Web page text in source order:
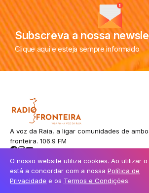
Subscreva a nossa
Clique aqui e esteja sempre informado
A voz da Raia, a ligar comunidades de
fronteira. 106.9 FM
© Todos os direitos
O nosso website utiliza cookies. Ao utilizar
está a concordar com a nossa Política de
Privacidade e os Termos e Condições.